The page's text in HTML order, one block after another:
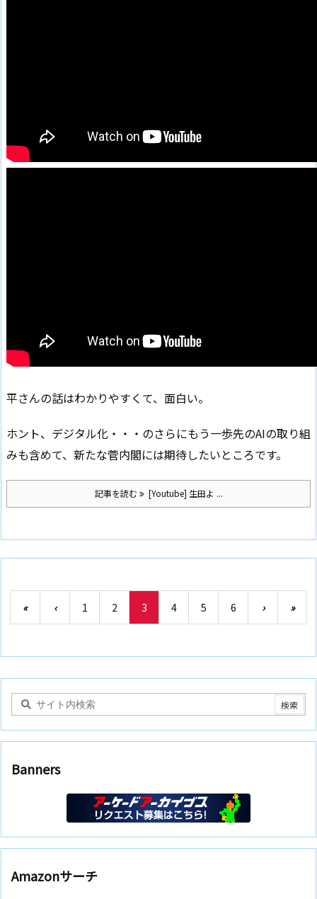
平さんの話はわかりやすくて、面白い。
ホント、デジタル化・・・のさらにもう一歩先のAIの取り組
みも含めて、新たな菅内閣には期待したいところです。
記事を読む [Youtube] 生田よ ...
« ‹ 1 2 3 4 5 6 › »
Banners
Amazonサーチ